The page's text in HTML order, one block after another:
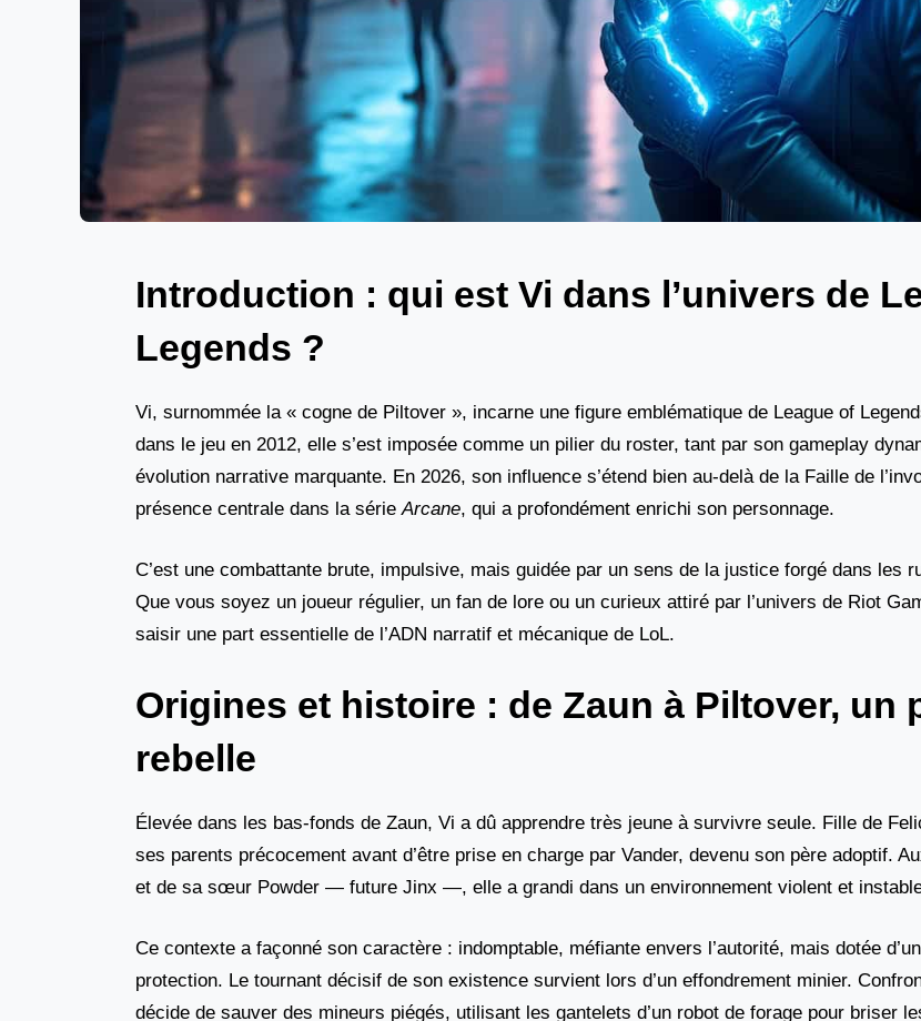
Introduction : qui est Vi dans l’univers de
Legends ?
Vi, surnommée la « cogne de Piltover », incarne une figure emblématique de League of
dans le jeu en 2012, elle s’est imposée comme un pilier du roster, tant par son gameplay
évolution narrative marquante. En 2026, son influence s’étend bien au-delà de la Faille de
présence centrale dans la sérieArcane, qui a profondément enrichi son personnage.
C’est une combattante brute, impulsive, mais guidée par un sens de la justice forgé dans les
Que vous soyez un joueur régulier, un fan de lore ou un curieux attiré par l’univers de Riot
saisir une part essentielle de l’ADN narratif et mécanique de LoL.
Origines et histoire : de Zaun à Piltover, un
rebelle
Élevée dans les bas-fonds de Zaun, Vi a dû apprendre très jeune à survivre seule. Fille de
ses parents précocement avant d’être prise en charge par Vander, devenu son père adoptif.
et de sa sœur Powder — future Jinx —, elle a grandi dans un environnement violent et
Ce contexte a façonné son caractère : indomptable, méfiante envers l’autorité, mais dotée
protection. Le tournant décisif de son existence survient lors d’un effondrement minier.
décide de sauver des mineurs piégés, utilisant les gantelets d’un robot de forage pour briser